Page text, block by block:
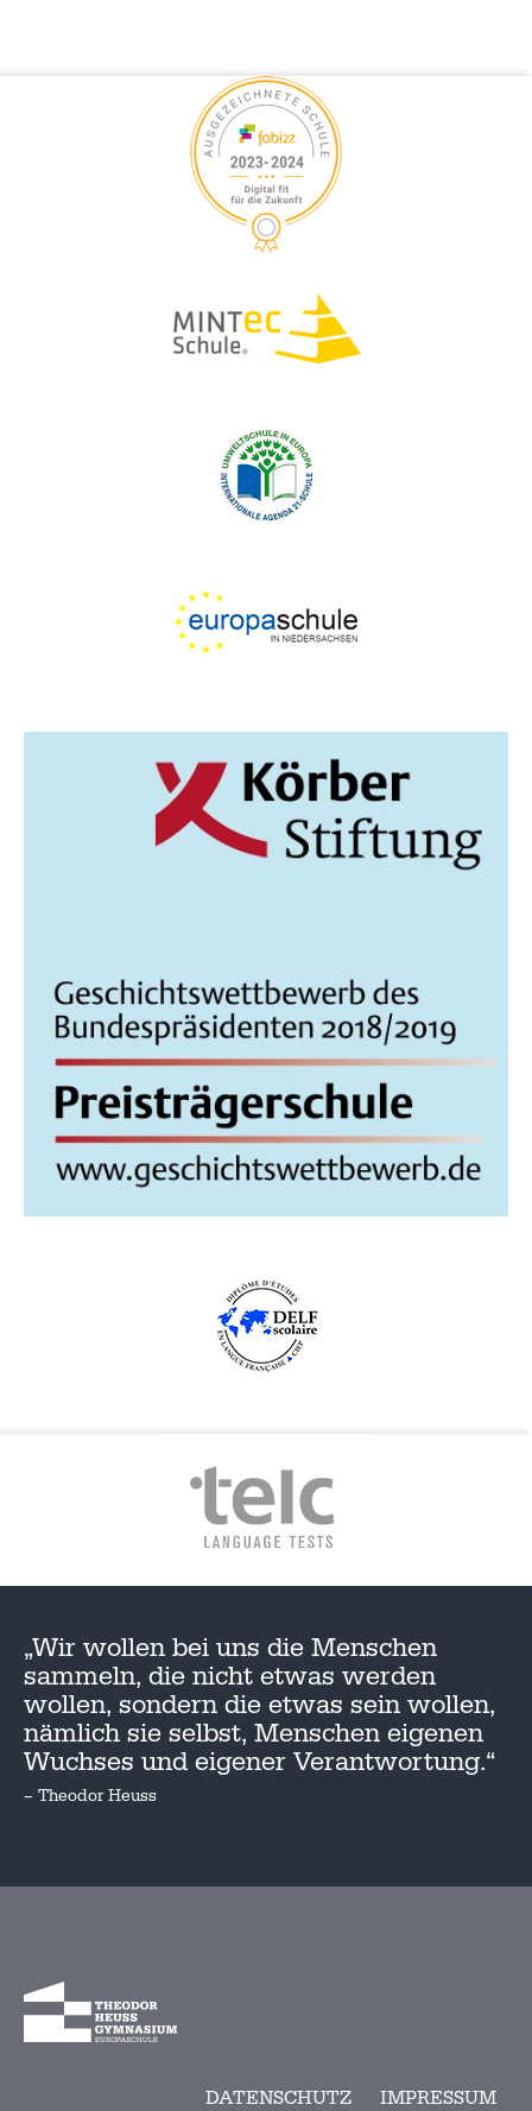
„Wir wollen bei uns die Menschen
sammeln, die nicht etwas werden
wollen, sondern die etwas sein wollen,
nämlich sie selbst, Menschen eigenen
Wuchses und eigener Verantwortung.“
– Theodor Heuss
DATENSCHUTZ IMPRESSUM